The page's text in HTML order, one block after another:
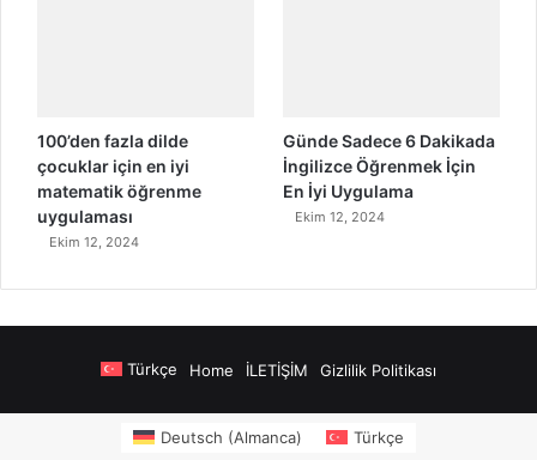
100’den fazla dilde
çocuklar için en iyi
matematik öğrenme
uygulaması
Ekim 12, 2024
Günde Sadece 6 Dakikada
İngilizce Öğrenmek İçin
En İyi Uygulama
Ekim 12, 2024
Türkçe Home İLETİŞİM Gizlilik Politikası
Deutsch (Almanca) Türkçe